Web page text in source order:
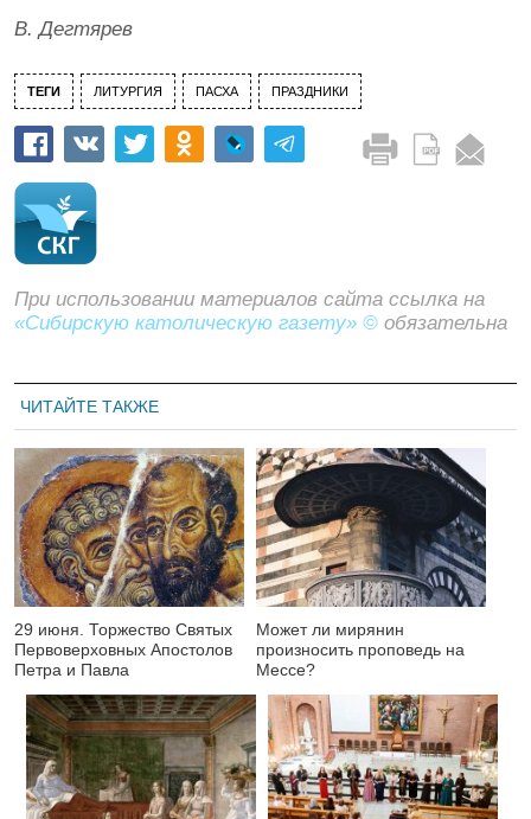
В. Дегтярев
ТЕГИ ЛИТУРГИЯ ПАСХА ПРАЗДНИКИ
При использовании материалов сайта ссылка на
«Сибирскую католическую газету» © обязательна
ЧИТАЙТЕ ТАКЖЕ
29 июня. Торжество Святых
Первоверховных Апостолов
Петра и Павла
Может ли мирянин
произносить проповедь на
Мессе?